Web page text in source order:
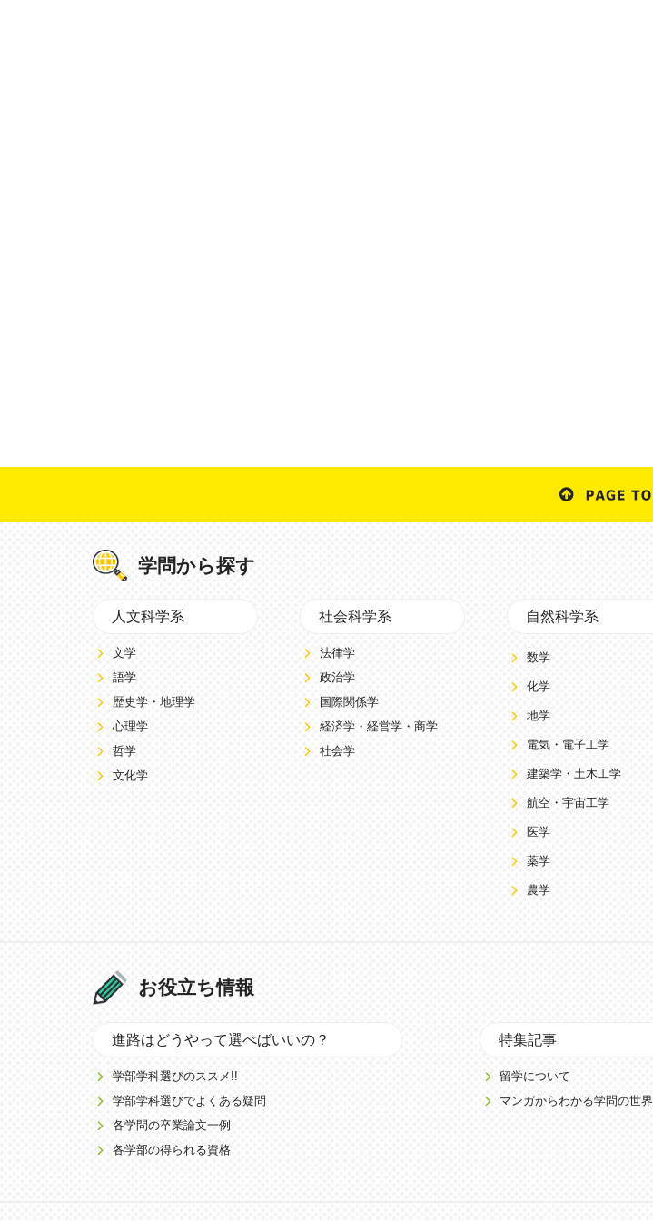
学問から探す
人文科学系
文学
語学
歴史学・地理学
心理学
哲学
文化学
社会科学系
法律学
政治学
国際関係学
経済学・経営学・商学
社会学
自然科学系
数学
化学
地学
電気・電子工学
建築学・土木工学
航空・宇宙工学
医学
薬学
農学
お役立ち情報
進路はどうやって選べばいいの？
学部学科選びのススメ!!
学部学科選びでよくある疑問
各学問の卒業論文一例
各学部の得られる資格
特集記事
留学について
マンガからわかる学問の世界